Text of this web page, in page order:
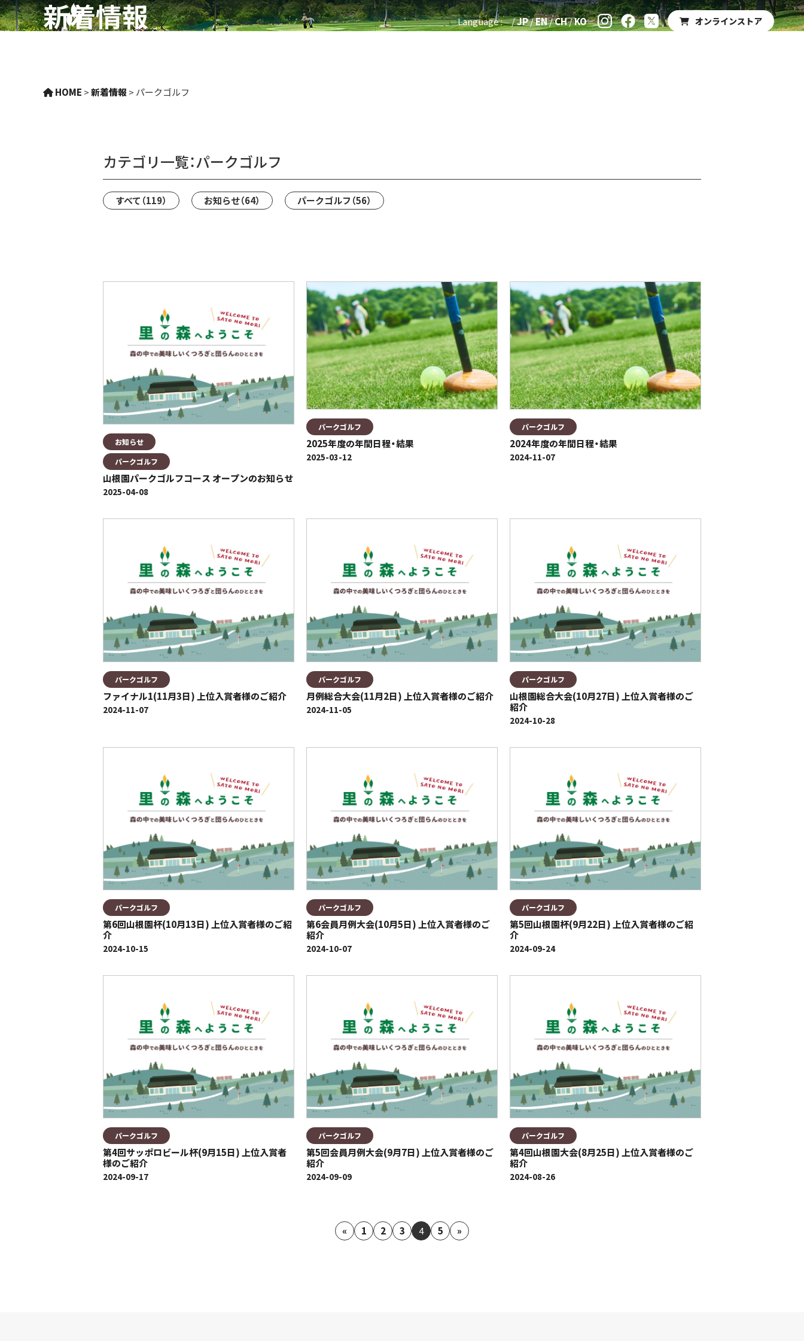
Language : JP EN CH KO
オンラインストア
新着情報
HOME >新着情報 > パークゴルフ
カテゴリ一覧：パークゴルフ
すべて （119） お知らせ（64） パークゴルフ（56）
お知らせ
パークゴルフ
山根園パークゴルフコース オープンのお知らせ
2025-04-08
パークゴルフ
2025年度の年間日程・結果
2025-03-12
パークゴルフ
2024年度の年間日程・結果
2024-11-07
パークゴルフ
ファイナル1(11月3日) 上位入賞者様のご紹介
2024-11-07
パークゴルフ
月例総合大会(11月2日) 上位入賞者様のご紹介
2024-11-05
パークゴルフ
山根園総合大会(10月27日) 上位入賞者様のご
紹介
2024-10-28
パークゴルフ
第6回山根園杯(10月13日) 上位入賞者様のご紹
介
2024-10-15
パークゴルフ
第6会員月例大会(10月5日) 上位入賞者様のご
紹介
2024-10-07
パークゴルフ
第5回山根園杯(9月22日) 上位入賞者様のご紹
介
2024-09-24
パークゴルフ
第4回サッポロビール杯(9月15日) 上位入賞者
様のご紹介
2024-09-17
パークゴルフ
第5回会員月例大会(9月7日) 上位入賞者様のご
紹介
2024-09-09
パークゴルフ
第4回山根園大会(8月25日) 上位入賞者様のご
紹介
2024-08-26
« 1 2 3 4 5 »